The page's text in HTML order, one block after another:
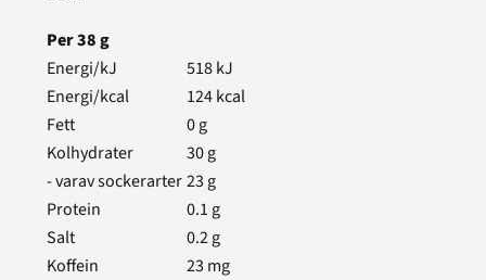
Per38g
Energi/kJ
518kJ
Energi/kcal
124kcal
Fett
0g
Kolhydrater
30g
- varav sockerarter23g
Protein
0.1g
Salt
0.2g
Koffein
23 mg